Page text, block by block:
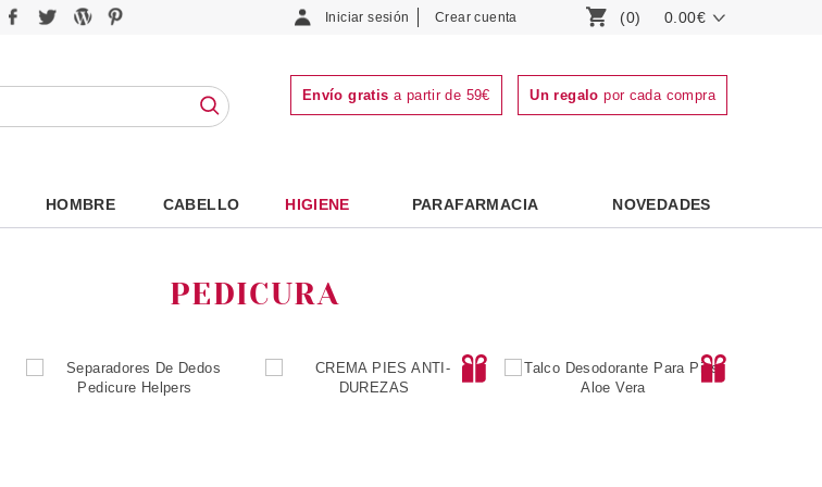
Iniciar sesión Crear cuenta (0) 0.00€
Envío gratis a partir de 59€ Un regalo por cada compra
HOMBRE CABELLO HIGIENE PARAFARMACIA NOVEDADES
PEDICURA